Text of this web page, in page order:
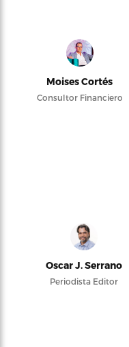
Moises Cortés
Consultor Financiero
Oscar J. Serrano
Periodista Editor